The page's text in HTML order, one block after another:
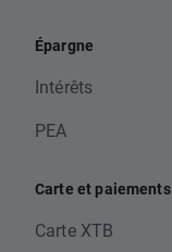
Épargne
Intérêts
PEA
Carte et paiements
Carte XTB